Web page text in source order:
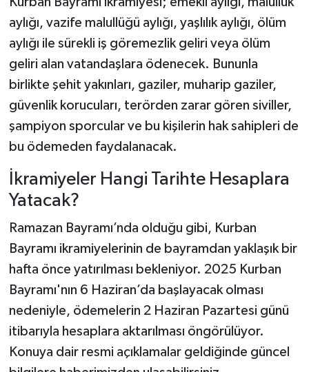
aylığı, vazife malullüğü aylığı, yaşlılık aylığı, ölüm
aylığı ile sürekli iş göremezlik geliri veya ölüm
geliri alan vatandaşlara ödenecek. Bununla
birlikte şehit yakınları, gaziler, muharip gaziler,
güvenlik korucuları, terörden zarar gören siviller,
şampiyon sporcular ve bu kişilerin hak sahipleri de
bu ödemeden faydalanacak.
İkramiyeler Hangi Tarihte Hesaplara
Yatacak?
Ramazan Bayramı’nda olduğu gibi, Kurban
Bayramı ikramiyelerinin de bayramdan yaklaşık bir
hafta önce yatırılması bekleniyor. 2025 Kurban
Bayramı'nın 6 Haziran’da başlayacak olması
nedeniyle, ödemelerin 2 Haziran Pazartesi günü
itibarıyla hesaplara aktarılması öngörülüyor.
Konuya dair resmi açıklamalar geldiğinde güncel